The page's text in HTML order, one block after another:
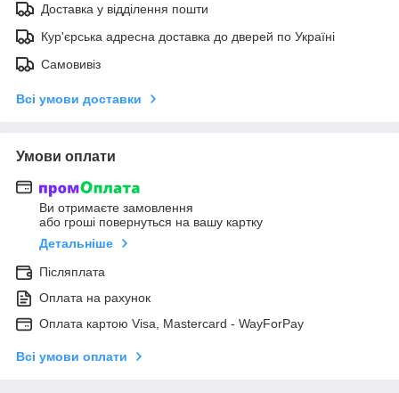
Доставка у відділення пошти
Кур'єрська адресна доставка до дверей по Україні
Самовивіз
Всі умови доставки
Умови оплати
Ви отримаєте замовлення
або гроші повернуться на вашу картку
Детальніше
Післяплата
Оплата на рахунок
Оплата картою Visa, Mastercard - WayForPay
Всі умови оплати